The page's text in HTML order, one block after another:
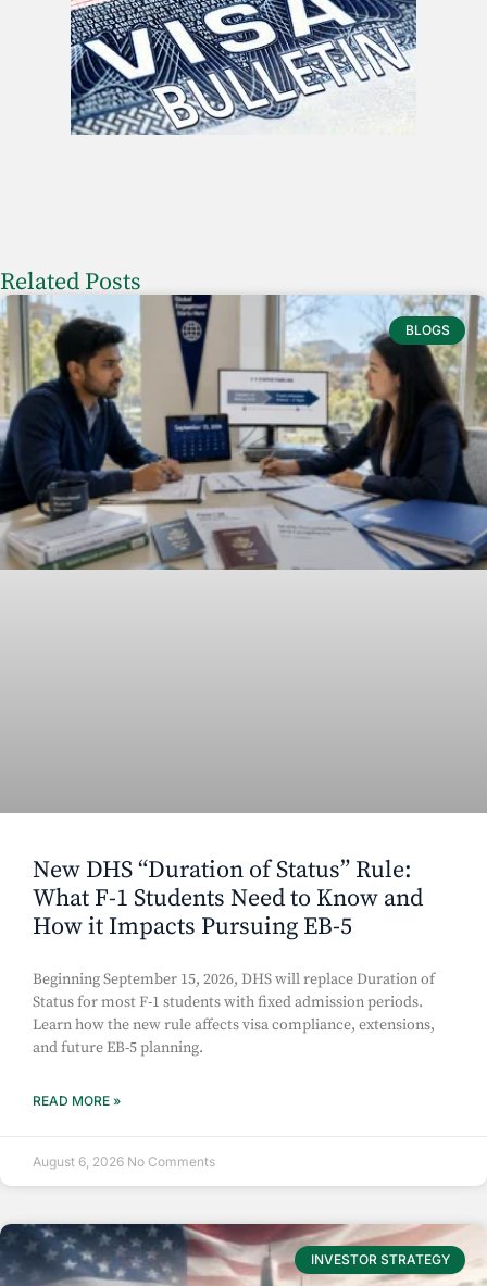
Related Posts
BLOGS
New DHS “Duration of Status” Rule:
What F-1 Students Need to Know and
How it Impacts Pursuing EB-5
Beginning September 15, 2026, DHS will replace Duration of
Status for most F-1 students with fixed admission periods.
Learn how the new rule affects visa compliance, extensions,
and future EB-5 planning.
READ MORE »
August 6, 2026 No Comments
INVESTOR STRATEGY